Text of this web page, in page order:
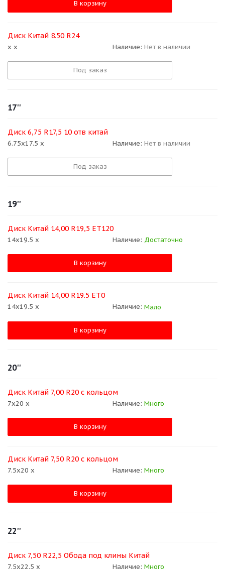
В корзину
Диск Китай 8.50 R24
x x Наличие: Нет в наличии
Под заказ
17''
Диск 6,75 R17,5 10 отв китай
6.75x17.5 x Наличие: Нет в наличии
Под заказ
19''
Диск Китай 14,00 R19,5 ЕТ120
14x19.5 x Наличие: Достаточно
В корзину
Диск Китай 14,00 R19.5 ЕТ0
14x19.5 x Наличие: Мало
В корзину
20''
Диск Китай 7,00 R20 с кольцом
7x20 x Наличие: Много
В корзину
Диск Китай 7,50 R20 с кольцом
7.5x20 x Наличие: Много
В корзину
22''
Диск 7,50 R22,5 Обода под клины Китай
7.5x22.5 x Наличие: Много